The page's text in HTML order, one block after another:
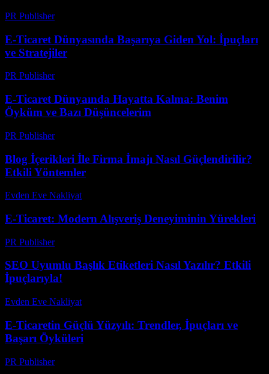
PR Publisher-
E-Ticaret Dünyasında Başarıya Giden Yol: İpuçları
ve Stratejiler
PR Publisher-
E-Ticaret Dünyaında Hayatta Kalma: Benim
Öyküm ve Bazı Düşüncelerim
PR Publisher-
Blog İçerikleri İle Firma İmajı Nasıl Güçlendirilir?
Etkili Yöntemler
Evden Eve Nakliyat
E-Ticaret: Modern Alışveriş Deneyiminin Yürekleri
PR Publisher-
SEO Uyumlu Başlık Etiketleri Nasıl Yazılır? Etkili
İpuçlarıyla!
Evden Eve Nakliyat
E-Ticaretin Güçlü Yüzyılı: Trendler, İpuçları ve
Başarı Öyküleri
PR Publisher-